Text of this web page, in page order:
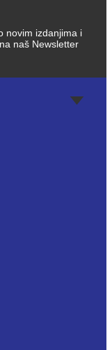
novim izdanjima i
naš Newsletter